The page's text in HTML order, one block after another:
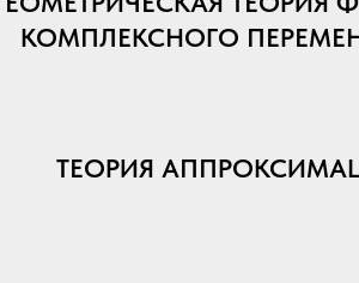
КОМПЛЕКСНОГО
ТЕОРИЯ